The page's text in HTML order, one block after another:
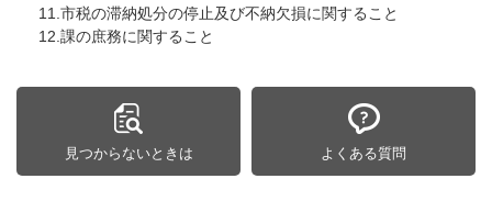
11.市税の滞納処分の停止及び不納欠損に関すること
12.課の庶務に関すること
見つからないときは よくある質問